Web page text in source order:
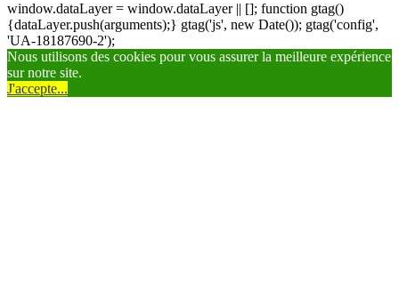
window.dataLayer = window.dataLayer || []; function gtag()
{dataLayer.push(arguments);} gtag('js', new Date()); gtag('config',
'UA-18187690-2');
Nous utilisons des cookies pour vous assurer la meilleure expérience
sur notre site.
J'accepte...